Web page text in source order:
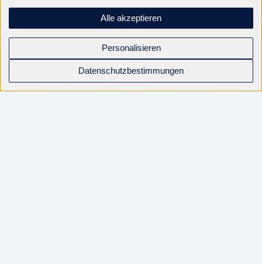
Alle akzeptieren
Personalisieren
Datenschutzbestimmungen